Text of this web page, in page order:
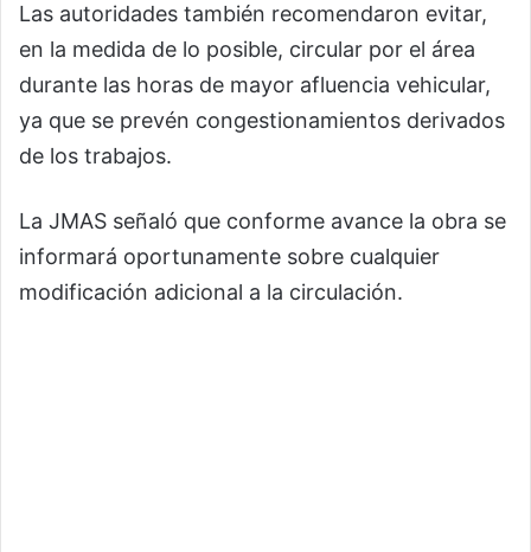
Las autoridades también recomendaron evitar,
en la medida de lo posible, circular por el área
durante las horas de mayor afluencia vehicular,
ya que se prevén congestionamientos derivados
de los trabajos.
La JMAS señaló que conforme avance la obra se
informará oportunamente sobre cualquier
modificación adicional a la circulación.